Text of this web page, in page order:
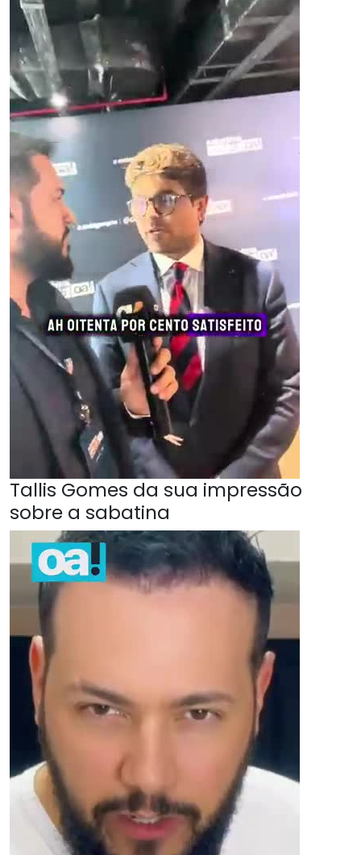
Tallis Gomes da sua impressão
sobre a sabatina